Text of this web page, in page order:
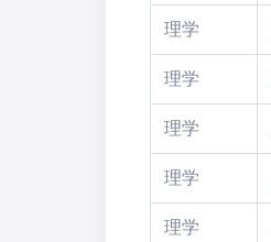
理学
理学
理学
理学
理学